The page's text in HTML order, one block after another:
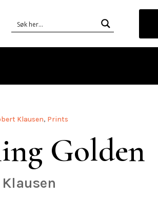
Klausen, Prints
Golden